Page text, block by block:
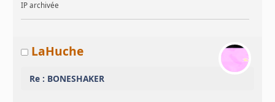
IP archivée
LaHuche
Re : BONESHAKER